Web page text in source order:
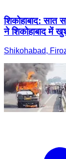
शिकोहाबाद: सात
ने शिकोहाबाद में
Shikohabad,